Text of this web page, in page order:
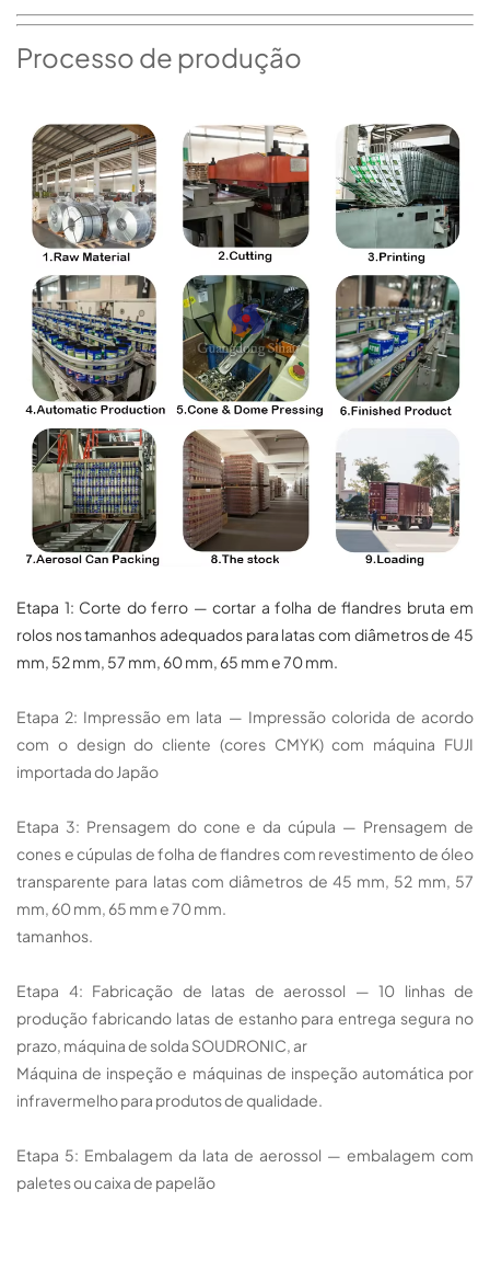
Processo de produção
Etapa 1: Corte do ferro — cortar a folha de flandres bruta em
rolos nos tamanhos adequados para latas com diâmetros de 45
mm, 52 mm, 57 mm, 60 mm, 65 mm e 70 mm.
Etapa 2: Impressão em lata — Impressão colorida de acordo
com o design do cliente (cores CMYK) com máquina FUJI
importada do Japão
Etapa 3: Prensagem do cone e da cúpula — Prensagem de
cones e cúpulas de folha de flandres com revestimento de óleo
transparente para latas com diâmetros de 45 mm, 52 mm, 57
mm, 60 mm, 65 mm e 70 mm.
tamanhos.
Etapa 4: Fabricação de latas de aerossol — 10 linhas de
produção fabricando latas de estanho para entrega segura no
prazo, máquina de solda SOUDRONIC, ar
Máquina de inspeção e máquinas de inspeção automática por
infravermelho para produtos de qualidade.
Etapa 5: Embalagem da lata de aerossol — embalagem com
paletes ou caixa de papelão